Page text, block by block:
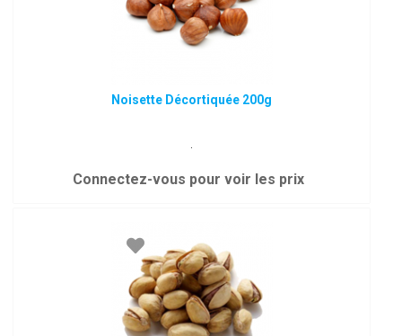
Noisette Décortiquée 200g
.
Connectez-vous pour voir les prix